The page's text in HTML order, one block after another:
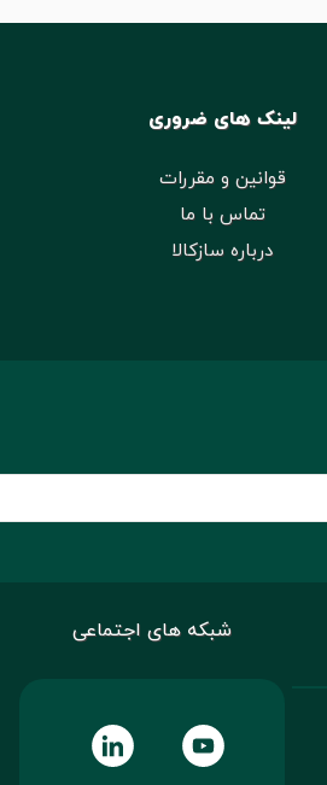
لینک های ضروری
قوانین و مقررات
تماس با ما
درباره سازکالا
شبکه های اجتماعی